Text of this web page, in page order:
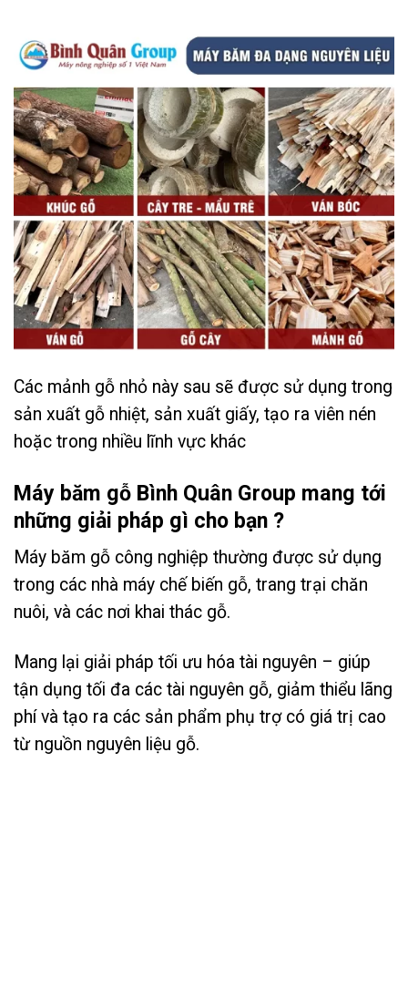
Các mảnh gỗ nhỏ này sau sẽ được sử dụng trong
sản xuất gỗ nhiệt, sản xuất giấy, tạo ra viên nén
hoặc trong nhiều lĩnh vực khác
Máy băm gỗ Bình Quân Group mang tới
những giải pháp gì cho bạn ?
Máy băm gỗ công nghiệp thường được sử dụng
trong các nhà máy chế biến gỗ, trang trại chăn
nuôi, và các nơi khai thác gỗ.
Mang lại giải pháp tối ưu hóa tài nguyên – giúp
tận dụng tối đa các tài nguyên gỗ, giảm thiểu lãng
phí và tạo ra các sản phẩm phụ trợ có giá trị cao
từ nguồn nguyên liệu gỗ.